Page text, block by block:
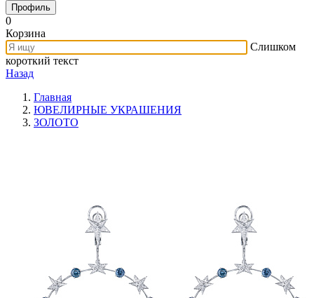
Профиль
0
Корзина
Слишком
короткий текст
Назад
Главная
ЮВЕЛИРНЫЕ УКРАШЕНИЯ
ЗОЛОТО